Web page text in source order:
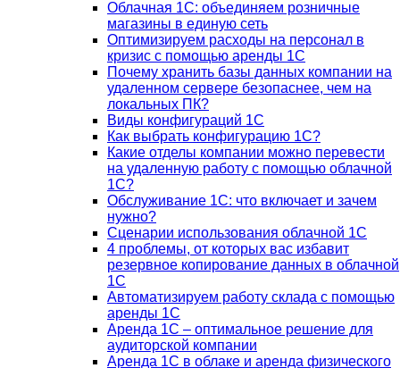
Облачная 1С: объединяем розничные
магазины в единую сеть
Оптимизируем расходы на персонал в
кризис с помощью аренды 1С
Почему хранить базы данных компании на
удаленном сервере безопаснее, чем на
локальных ПК?
Виды конфигураций 1С
Как выбрать конфигурацию 1С?
Какие отделы компании можно перевести
на удаленную работу с помощью облачной
1С?
Обслуживание 1С: что включает и зачем
нужно?
Сценарии использования облачной 1С
4 проблемы, от которых вас избавит
резервное копирование данных в облачной
1С
Автоматизируем работу склада с помощью
аренды 1С
Аренда 1С – оптимальное решение для
аудиторской компании
Аренда 1С в облаке и аренда физического